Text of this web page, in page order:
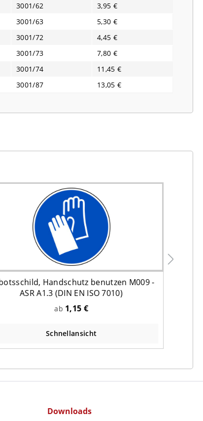
3001/62
3,95 €
3001/63
5,30 €
3001/72
4,45 €
3001/73
7,80 €
3001/74
11,45 €
3001/87 13,05 €
Handschutz benutzen M009 -
ASR A1.3 (DIN EN ISO 7010)
ab 1,15 €
Schnellansicht
Downloads